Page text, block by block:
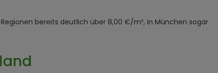
bereits deutlich über 8,00 €/m², in München sogar